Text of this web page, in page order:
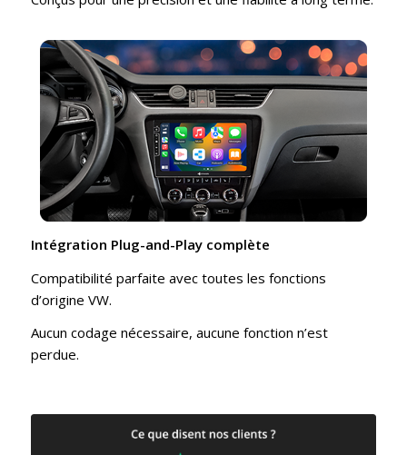
Intégration Plug-and-Play complète
Compatibilité parfaite avec toutes les fonctions
d’origine VW.
Aucun codage nécessaire, aucune fonction n’est
perdue.